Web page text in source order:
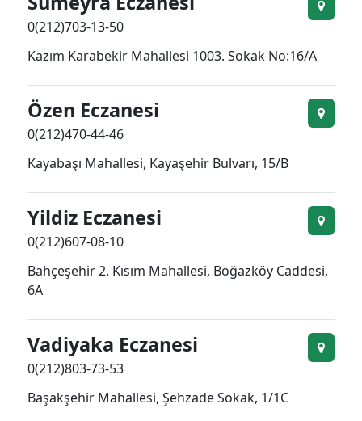
0(212)703-13-50
Kazım Karabekir Mahallesi 1003. Sokak No:16/A
Özen Eczanesi
0(212)470-44-46
Kayabaşı Mahallesi, Kayaşehir Bulvarı, 15/B
Yildiz Eczanesi
0(212)607-08-10
Bahçeşehir 2. Kısım Mahallesi, Boğazköy Caddesi,
6A
Vadiyaka Eczanesi
0(212)803-73-53
Başakşehir Mahallesi, Şehzade Sokak, 1/1C